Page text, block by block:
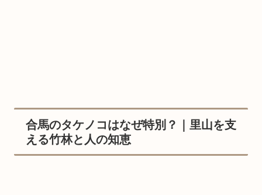
合馬のタケノコはなぜ特別？｜里山を支
える竹林と人の知恵